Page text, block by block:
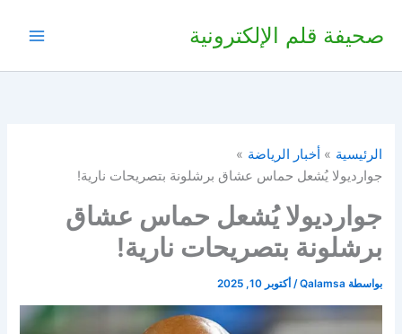
صحيفة قلم الإلكترونية
الرئيسية
أخبار الرياضة
جوارديولا يُشعل حماس عشاق برشلونة بتصريحات نارية!
جوارديولا يُشعل حماس عشاق
برشلونة بتصريحات نارية!
بواسطة Qalamsa
/ أكتوبر 10, 2025